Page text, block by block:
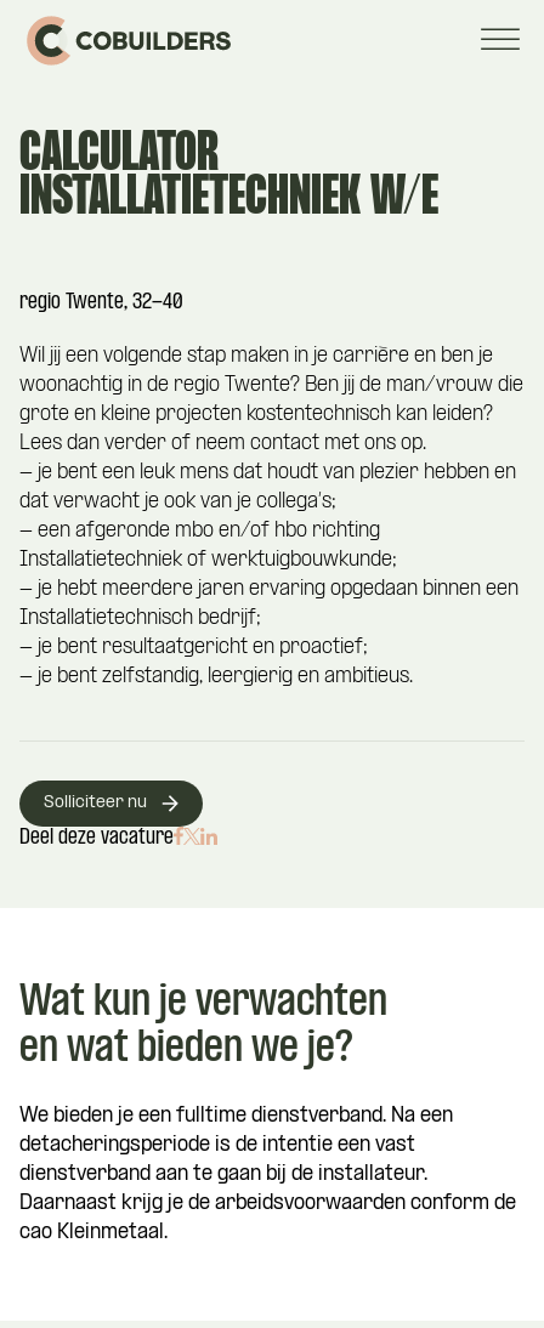
CALCULATOR
INSTALLATIETECHNIEK W/E
regio Twente, 32-40
Wil jij een volgende stap maken in je carrière en ben je
woonachtig in de regio Twente? Ben jij de man/vrouw die
grote en kleine projecten kostentechnisch kan leiden?
Lees dan verder of neem contact met ons op.
- je bent een leuk mens dat houdt van plezier hebben en
dat verwacht je ook van je collega’s;
- een afgeronde mbo en/of hbo richting
Installatietechniek of werktuigbouwkunde;
- je hebt meerdere jaren ervaring opgedaan binnen een
Installatietechnisch bedrijf;
- je bent resultaatgericht en proactief;
- je bent zelfstandig, leergierig en ambitieus.
Deel deze vacature
Solliciteer nu
Wat kun je verwachten
en wat bieden we je?
We bieden je een fulltime dienstverband. Na een
detacheringsperiode is de intentie een vast
dienstverband aan te gaan bij de installateur.
Daarnaast krijg je de arbeidsvoorwaarden conform de
cao Kleinmetaal.